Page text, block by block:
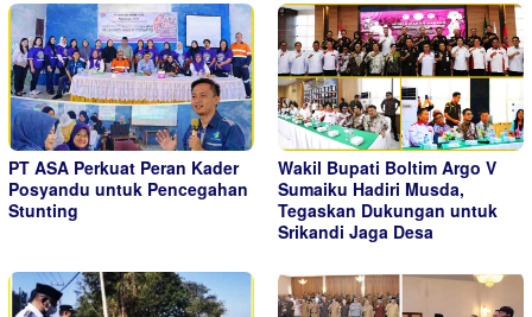
PT ASA Perkuat Peran Kader
Posyandu untuk Pencegahan
Stunting
Wakil Bupati Boltim Argo V
Sumaiku Hadiri Musda,
Tegaskan Dukungan untuk
Srikandi Jaga Desa